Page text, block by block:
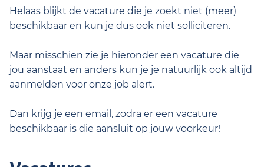
Helaas blijkt de vacature die je zoekt niet (meer)
beschikbaar en kun je dus ook niet solliciteren.
Maar misschien zie je hieronder een vacature die
jou aanstaat en anders kun je je natuurlijk ook altijd
aanmelden voor onze job alert.
Dan krijg je een email, zodra er een vacature
beschikbaar is die aansluit op jouw voorkeur!